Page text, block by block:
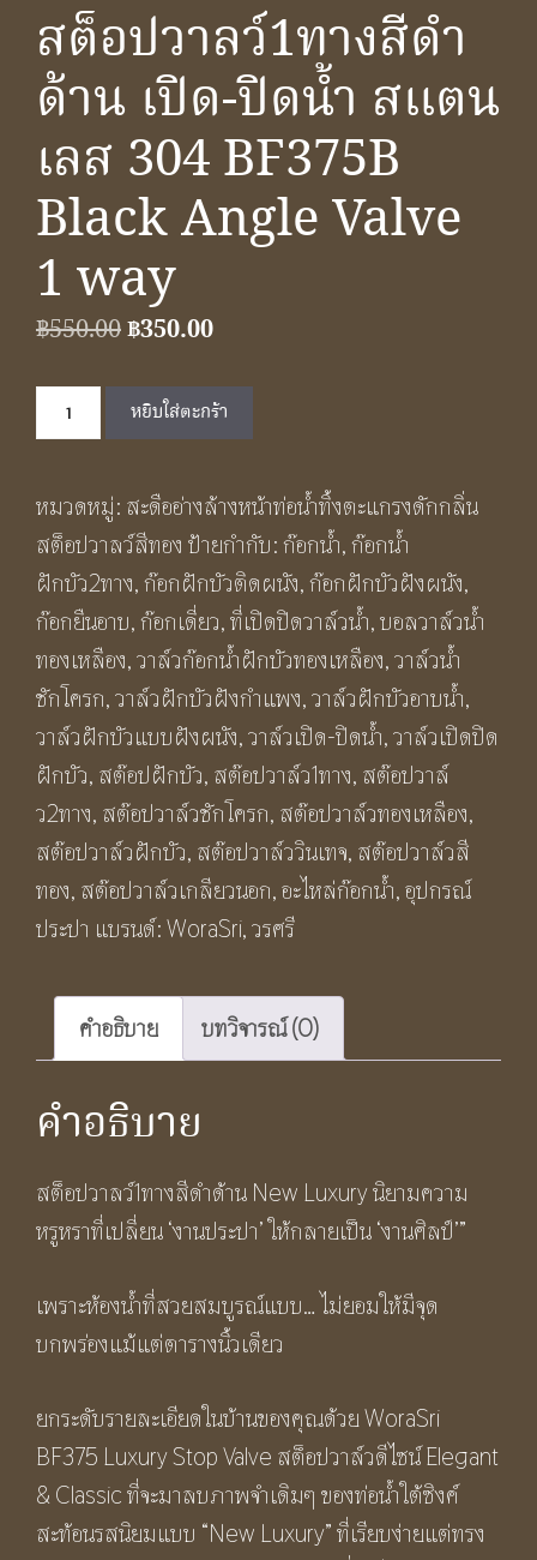
สต็อปวาลว์1ทางสีดำ
ด้าน เปิด-ปิดน้ำ สแตน
เลส 304 BF375B
Black Angle Valve
1 way
฿550.00Original
was:
฿550.00.
฿350.00Current
is:
฿350.00.
จำนวน
สต็อ
ว์1ทาง
สี
ดำ
ด้าน
เปิด-
ปิด
น้ำ
ส
แตน
เลส
304
BF375B
Angle
Valve
way
ชิ้น
หยิบใส่ตะกร้า
หมวดหมู่: สะดืออ่างล้างหน้าท่อน้ำทิ้งตะแกรงดักกลิ่น
สต็อปวาลว์สีทอง ป้ายกำกับ:ก๊อกน้ำ,ก๊อกน้ำ
ฝักบัว2ทาง,ก๊อกฝักบัวติดผนัง,ก๊อกฝักบัวฝังผนัง,
ก๊อกยืนอาบ,ก๊อกเดี่ยว,ที่เปิดปิดวาล์วน้ำ,บอลวาล์วน้ำ
ทองเหลือง,วาล์วก๊อกน้ำฝักบัวทองเหลือง,วาล์วน้ำ
ชักโครก,วาล์วฝักบัวฝังกำแพง,วาล์วฝักบัวอาบน้ำ,
วาล์วฝักบัวแบบฝังผนัง,วาล์วเปิด-ปิดน้ำ,วาล์วเปิดปิด
ฝักบัว, สต๊อปฝักบัว, สต๊อปวาล์ว1ทาง, สต๊อปวาล์
ว2ทาง, สต๊อปวาล์วชักโครก, สต๊อปวาล์วทองเหลือง,
สต๊อปวาล์วฝักบัว, สต๊อปวาล์ววินเทจ, สต๊อปวาล์วสี
ทอง, สต๊อปวาล์วเกลียวนอก,อะไหล่ก๊อกน้ำ,อุปกรณ์
ประปา แบรนด์:WoraSri,วรศรี
คำอธิบาย บทวิจารณ์ (0)
คำอธิบาย
สต็อปวาลว์1ทางสีดำด้าน New Luxury นิยามความ
หรูหราที่เปลี่ยน ‘งานประปา’ ให้กลายเป็น ‘งานศิลป์’”
เพราะห้องน้ำที่สวยสมบูรณ์แบบ… ไม่ยอมให้มีจุด
บกพร่องแม้แต่ตารางนิ้วเดียว
ยกระดับรายละเอียดในบ้านของคุณด้วย WoraSri
BF375 Luxury Stop Valve สต็อปวาล์วดีไซน์ Elegant
& Classic ที่จะมาลบภาพจำเดิมๆ ของท่อน้ำใต้ซิงค์
สะท้อนรสนิยมแบบ “New Luxury” ที่เรียบง่ายแต่ทรง